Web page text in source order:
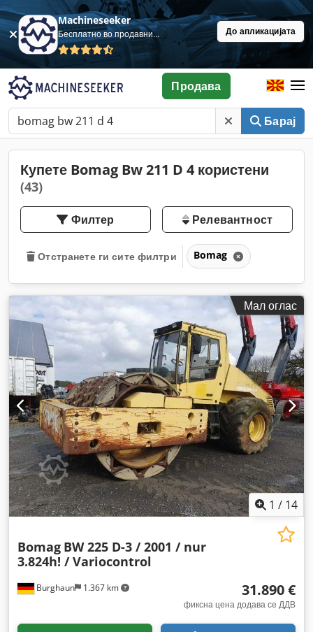
Machineseeker
Бесплатно во продавница До апликацијата
Барај
Продава
Купете Bomag Bw 211 D 4 користени
(43)
Филтер Релевантност
Отстранете ги сите филтри Bomag
Мал оглас
1 / 14
Burghaun 1.367 km
Bomag BW 225 D-3 / 2001 / nur
3.824h! / Variocontrol
31.890 €
фиксна цена додава се ДДВ